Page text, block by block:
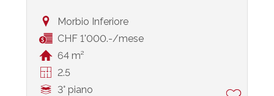
Morbio Inferiore
CHF 1'000.-/mese
64 m²
2.5
3° piano